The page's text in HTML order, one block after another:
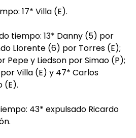
17* Villa (E).
tiempo: 13* Danny (5) por
Llorente (6) por Torres (E);
Pepe y Liedson por Simao (P);
Villa (E) y 47* Carlos
(E).
43* expulsado Ricardo